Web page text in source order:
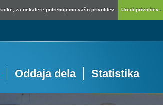
za nekatere potrebujemo vašo privolitev. Uredi privolitev...
Oddaja dela Statistika